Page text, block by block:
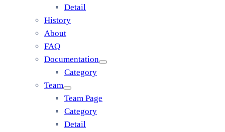
Detail
History
About
FAQ
Documentation
Category
Team
Team Page
Category
Detail